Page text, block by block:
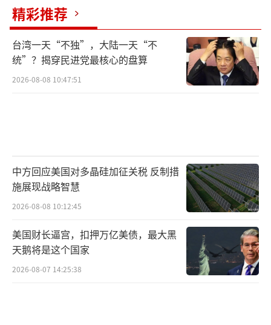
精彩推荐
台湾一天“不独”，大陆一天“不
统”？揭穿民进党最核心的盘算
2026-08-08 10:47:51
中方回应美国对多晶硅加征关税 反制措
施展现战略智慧
2026-08-08 10:12:45
美国财长逼宫，扣押万亿美债，最大黑
天鹅将是这个国家
2026-08-07 14:25:38